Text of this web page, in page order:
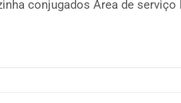
conjugados Área de serviço
central – próximo a